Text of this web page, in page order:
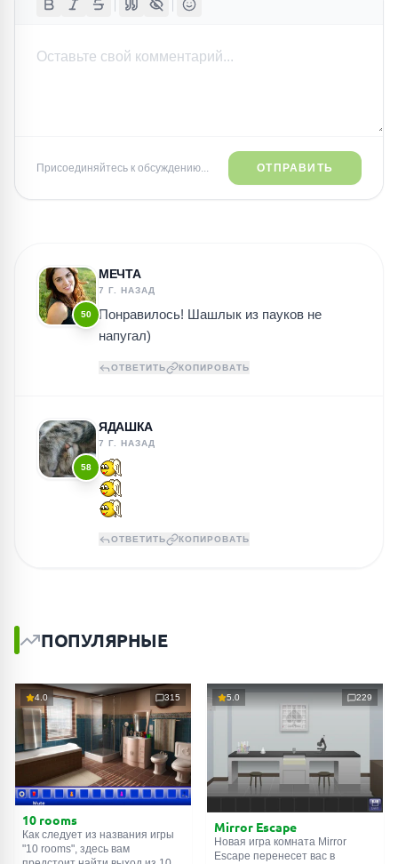
Присоединяйтесь к обсуждению... ОТПРАВИТЬ
50
МЕЧТА
7 Г. НАЗАД
Понравилось! Шашлык из пауков не
напугал)
ОТВЕТИТЬ КОПИРОВАТЬ
58
ЯДАШКА
7 Г. НАЗАД
ОТВЕТИТЬ КОПИРОВАТЬ
ПОПУЛЯРНЫЕ
4.0 315
10 rooms
Как следует из названия игры
"10 rooms", здесь вам
5.0 229
Mirror Escape
Новая игра комната Mirror
Escape перенесет вас в